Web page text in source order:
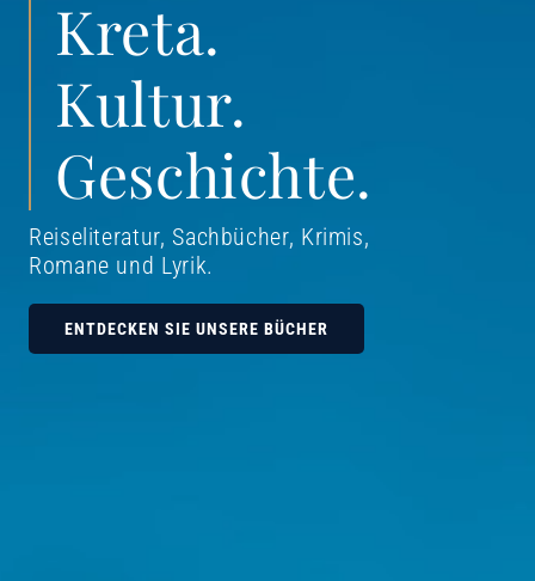
Kreta.
Kultur.
Geschichte.
Reiseliteratur, Sachbücher, Krimis,
Romane und Lyrik.
ENTDECKEN SIE UNSERE BÜCHER